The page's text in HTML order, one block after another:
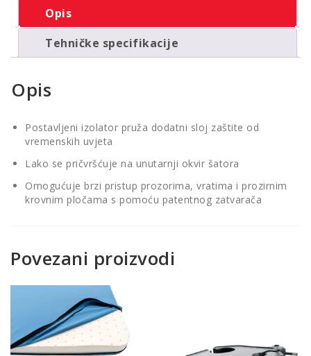
Opis
Tehničke specifikacije
Opis
Postavljeni izolator pruža dodatni sloj zaštite od
vremenskih uvjeta
Lako se pričvršćuje na unutarnji okvir šatora
Omogućuje brzi pristup prozorima, vratima i prozirnim
krovnim pločama s pomoću patentnog zatvarača
Povezani proizvodi